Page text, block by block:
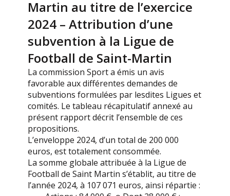
Martin au titre de l’exercice
2024 – Attribution d’une
subvention à la Ligue de
Football de Saint-Martin
La commission Sport a émis un avis
favorable aux différentes demandes de
subventions formulées par lesdites Ligues et
comités. Le tableau récapitulatif annexé au
présent rapport décrit l’ensemble de ces
propositions.
L’enveloppe 2024, d’un total de 200 000
euros, est totalement consommée.
La somme globale attribuée à la Ligue de
Football de Saint Martin s’établit, au titre de
l’année 2024, à 107 071 euros, ainsi répartie :